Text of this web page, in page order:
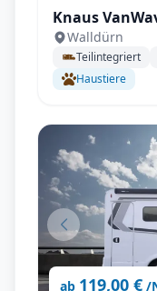
Knaus
Walldürn
Teilintegriert
Haustiere
ab 119,00 € /